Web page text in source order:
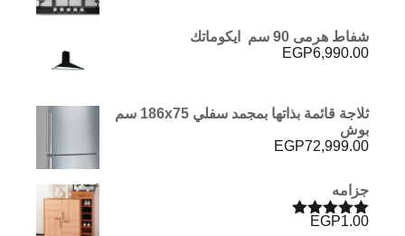
شفاط هرمى 90 سم ايكوماتك
EGP6,990.00
ثلاجة قائمة بذاتها بمجمد سفلي 186x75 سم
بوش
EGP72,999.00
جزامه
تم التقييم
EGP1.00